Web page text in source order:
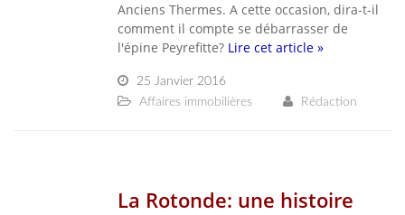
Anciens Thermes. A cette occasion, dira-t-il
comment il compte se débarrasser de
l'épine Peyrefitte? Lire cet article »
25 Janvier 2016
Affaires immobilières
Rédaction
La Rotonde: une histoire